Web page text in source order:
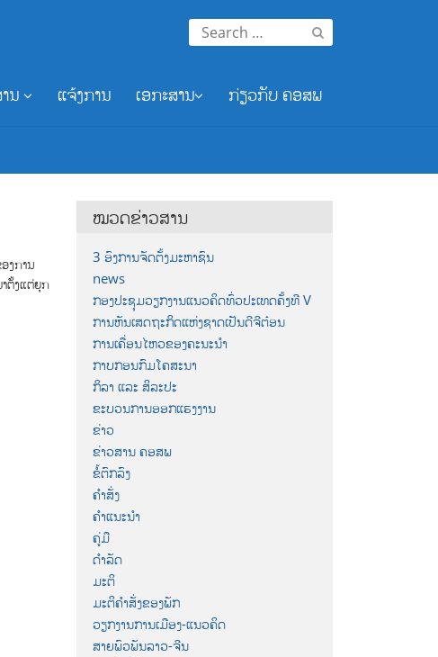
Search
for:
ນ ແຈ້ງການ ເອກະສານ ກ່ຽວກັບ ຄອສພ
ງການ
ຕັ້ງແຕ່ຍຸກ
ໝວດຂ່າວສານ
3 ອົງການຈັດຕັ້ງມະຫາຊົນ
news
ກອງປະຊຸມວຽກງານແນວຄິດທົ່ວປະເທດຄັ້ງທີ V
ການຫັນເສດຖະກິດແຫ່ງຊາດເປັນດີຈີຕ໋ອນ
ການເຄື່ອນໄຫວຂອງຄະນະນຳ
ກາບກອນກົມໂຄສະນາ
ກິລາ ແລະ ສິລະປະ
ຂະບວນການອອກແຮງງານ
ຂ່າວ
ຂ່າວສານ ຄອສພ
ຂໍ້ຕົກລົງ
ຄຳສັ່ງ
ຄຳແນະນຳ
ຄູ່ມື
ດຳລັດ
ມະຕິ
ມະຕິຄຳສັ່ງຂອງພັກ
ວຽກງານການເມືອງ-ແນວຄິດ
ສາຍພົວພັນລາວ-ຈີນ